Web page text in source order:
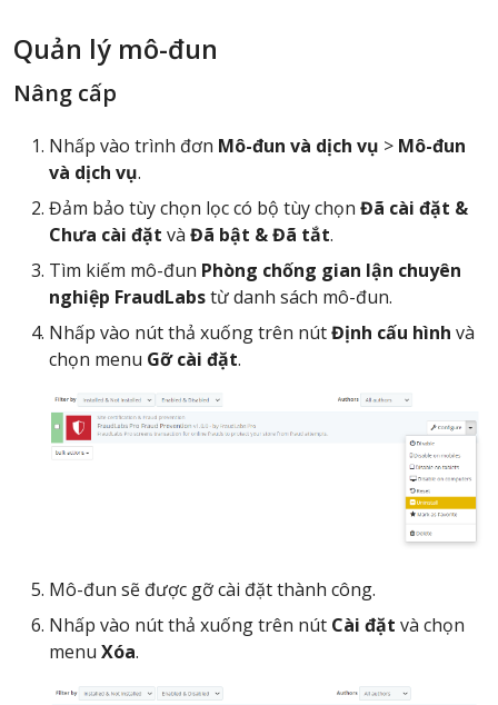
Quản lý mô-đun
Nâng cấp
Nhấp vào trình đơn Mô-đun và dịch vụ > Mô-đun
và dịch vụ.
Đảm bảo tùy chọn lọc có bộ tùy chọn Đã cài đặt &
Chưa cài đặt và Đã bật & Đã tắt.
Tìm kiếm mô-đun Phòng chống gian lận chuyên
nghiệp FraudLabstừ danh sách mô-đun.
Nhấp vào nút thả xuống trên nútĐịnh cấu hình và
chọn menu Gỡ cài đặt.
Mô-đun sẽ được gỡ cài đặt thành công.
Nhấp vào nút thả xuống trên nút Cài đặt và chọn
menu Xóa.